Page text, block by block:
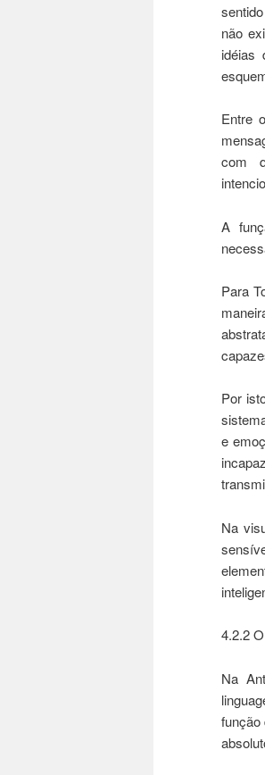
não
idéias
Entre
com
A
Para
Por
e
Na
4.2.2
Na
função